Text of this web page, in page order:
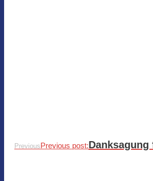
PreviousPrevious post:Danksagung